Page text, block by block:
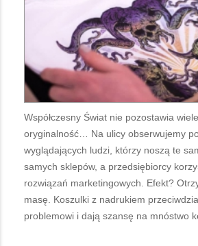
Współczesny Świat nie pozostawia
oryginalność… Na ulicy obserwujemy
wyglądających ludzi, którzy noszą te
samych sklepów, a przedsiębiorcy
rozwiązań marketingowych. Efekt?
masę. Koszulki z nadrukiem
problemowi i dają szansę na mnóstwo